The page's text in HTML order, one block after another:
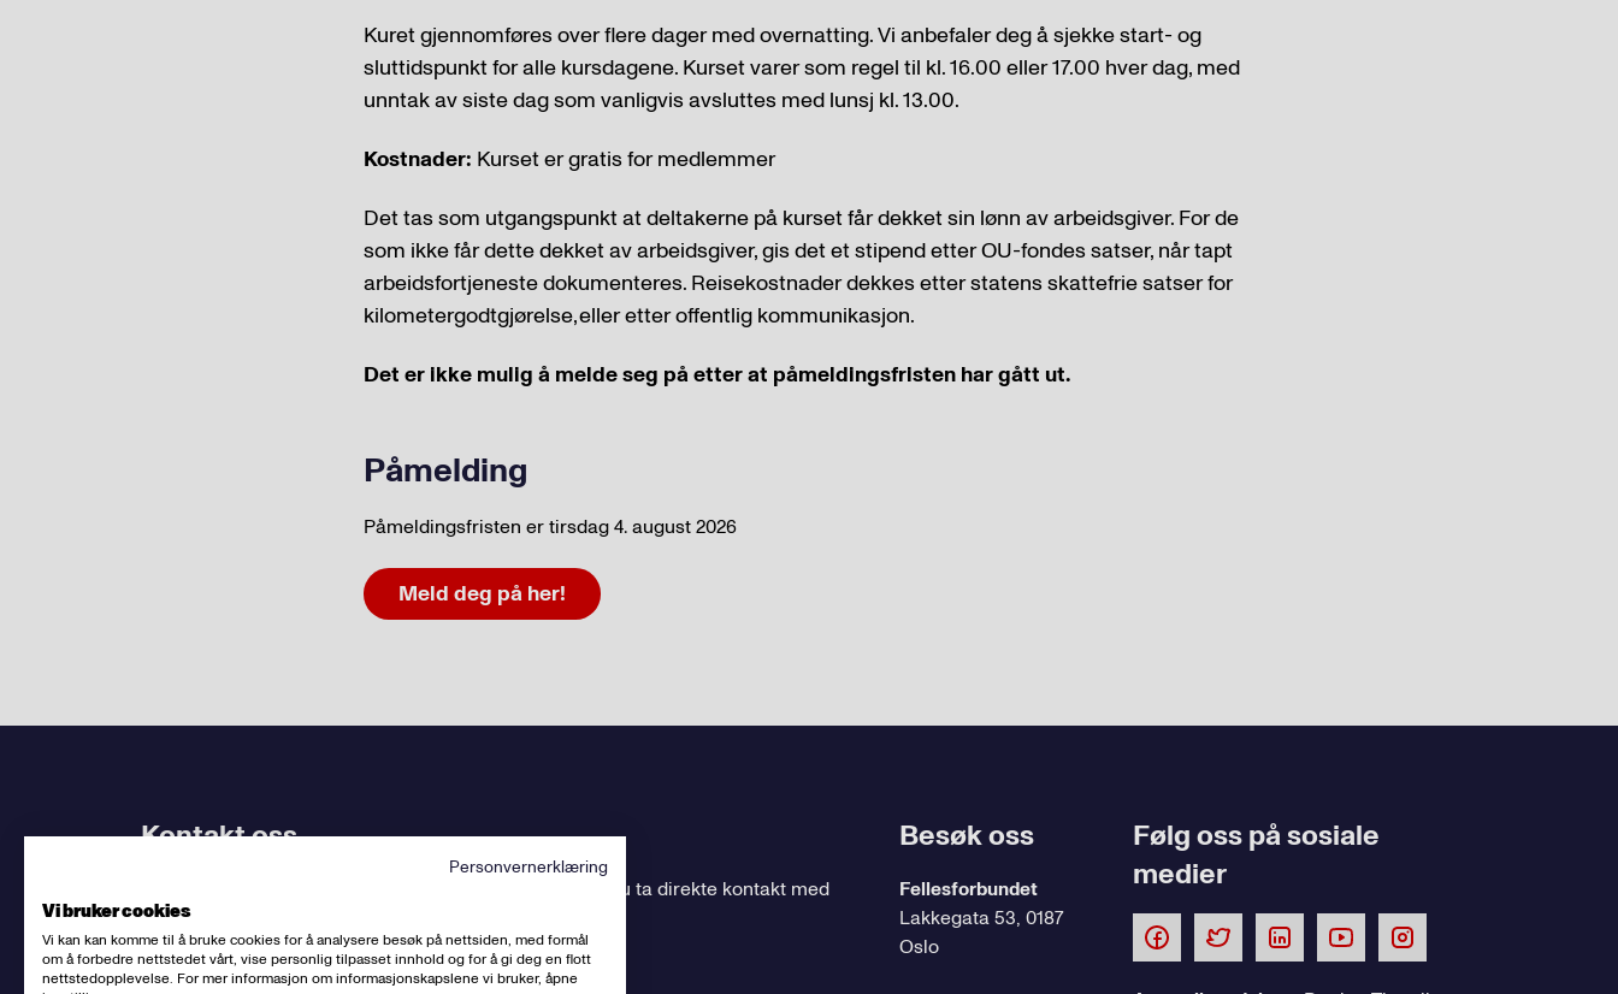
Kuret gjennomføres over flere dager med overnatting. Vi anbefaler deg å sjekke start- og
sluttidspunkt for alle kursdagene. Kurset varer som regel til kl. 16.00 eller 17.00 hver dag, med
unntak av siste dag som vanligvis avsluttes med lunsj kl. 13.00.
Kostnader: Kurset er gratis for medlemmer
Det tas som utgangspunkt at deltakerne på kurset får dekket sin lønn av arbeidsgiver. For de
som ikke får dette dekket av arbeidsgiver, gis det et stipend etter OU-fondes satser, når tapt
arbeidsfortjeneste dokumenteres. Reisekostnader dekkes etter statens skattefrie satser for
kilometergodtgjørelse, eller etter offentlig kommunikasjon.
Det er ikke mulig å melde seg på etter at påmeldingsfristen har gått ut.
Påmelding
Påmeldingsfristen er tirsdag 4. august 2026
Meld deg på her!
Kontakt oss
, kan du ta direkte kontakt med
dem.
Sentralbord:(+47) 23 06 31 00
Besøk oss
Fellesforbundet
Lakkegata 53, 0187
Oslo
Følg oss på sosiale
medier
Personvernerklæring
Vi bruker cookies
Vi kan kan komme til å bruke cookies for å analysere besøk på nettsiden, med formål
om å forbedre nettstedet vårt, vise personlig tilpasset innhold og for å gi deg en flott
nettstedopplevelse. For mer informasjon om informasjonskapslene vi bruker, åpne